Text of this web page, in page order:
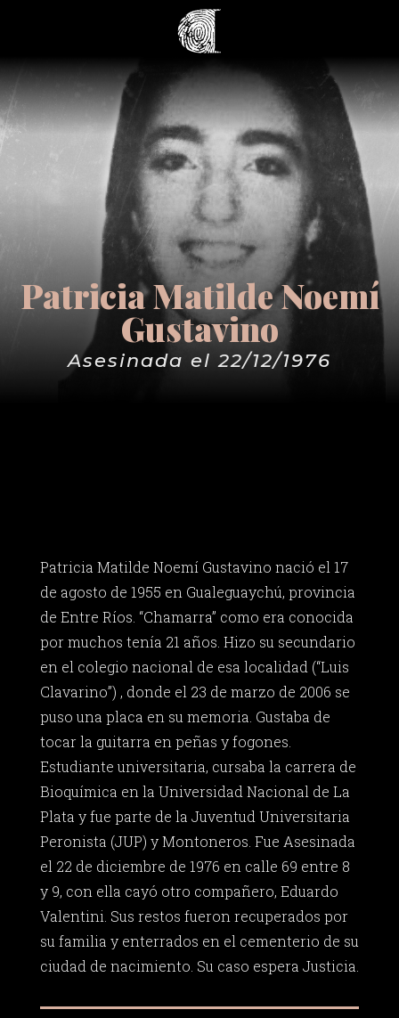
Patricia Matilde Noemí
Gustavino
Asesinada el 22/12/1976
Patricia Matilde Noemí Gustavino nació el 17
de agosto de 1955 en Gualeguaychú, provincia
de Entre Ríos. “Chamarra” como era conocida
por muchos tenía 21 años. Hizo su secundario
en el colegio nacional de esa localidad (“Luis
Clavarino”) , donde el 23 de marzo de 2006 se
puso una placa en su memoria. Gustaba de
tocar la guitarra en peñas y fogones.
Estudiante universitaria, cursaba la carrera de
Bioquímica en la Universidad Nacional de La
Plata y fue parte de la Juventud Universitaria
Peronista (JUP) y Montoneros. Fue Asesinada
el 22 de diciembre de 1976 en calle 69 entre 8
y 9, con ella cayó otro compañero, Eduardo
Valentini. Sus restos fueron recuperados por
su familia y enterrados en el cementerio de su
ciudad de nacimiento. Su caso espera Justicia.